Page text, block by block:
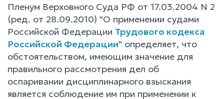
Пленум Верховного Суда РФ от 17.03.2004 N 2
(ред. от 28.09.2010) "О применении судами
Российской Федерации Трудового кодекса
Российской Федерации" определяет, что
обстоятельством, имеющим значение для
правильного рассмотрения дел об
оспаривании дисциплинарного взыскания
является соблюдение им при применении к